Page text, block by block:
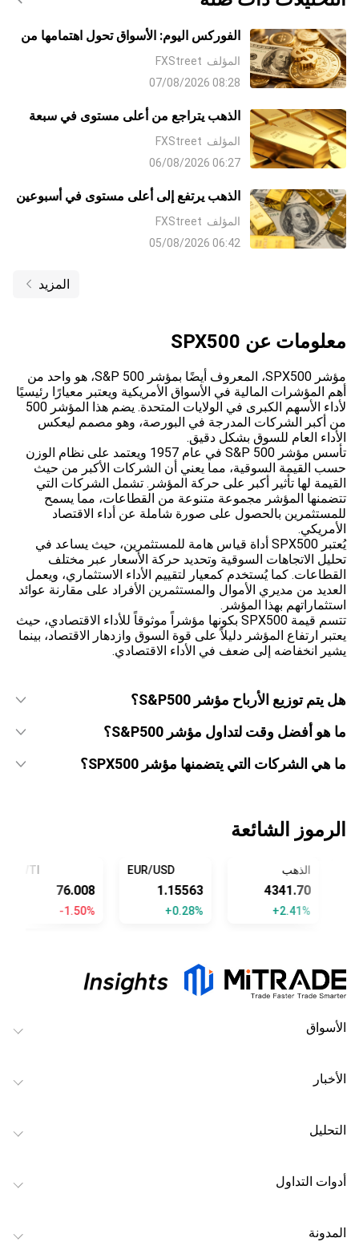
الفوركس اليوم: الأسواق تحول اهتمامها من
الشرق الأوسط إلى بيانات الوظائف غير
الزراعية NFP
المؤلف FXStreet
08:28 07/08/2026
الذهب يتراجع من أعلى مستوى في سبعة
أسابيع مع صعوبة الثيران في إيجاد قبول
فوق 4300 دولار
المؤلف FXStreet
06:27 06/08/2026
الذهب يرتفع إلى أعلى مستوى في أسبوعين
مع تراجع الدولار على آمال التوصل إلى
اتفاق مع إيران وتراجع رهانات رفع معدلات
المؤلف FXStreet
06:42 05/08/2026
المزيد
معلومات عن
مؤشر SPX500، المعروف أيضًا بمؤشر S&P 500، هو واحد من
أهم المؤشرات المالية في الأسواق الأمريكية ويعتبر معيارًا رئيسيًا
لأداء الأسهم الكبرى في الولايات المتحدة. يضم هذا المؤشر 500
من أكبر الشركات المدرجة في البورصة، وهو مصمم ليعكس
الأداء العام للسوق بشكل دقيق.
تأسس مؤشر S&P 500 في عام 1957 ويعتمد على نظام الوزن
حسب القيمة السوقية، مما يعني أن الشركات الأكبر من حيث
القيمة لها تأثير أكبر على حركة المؤشر. تشمل الشركات التي
تتضمنها المؤشر مجموعة متنوعة من القطاعات، مما يسمح
للمستثمرين بالحصول على صورة شاملة عن أداء الاقتصاد
الأمريكي.
يُعتبر SPX500 أداة قياس هامة للمستثمرين، حيث يساعد في
تحليل الاتجاهات السوقية وتحديد حركة الأسعار عبر مختلف
القطاعات. كما يُستخدم كمعيار لتقييم الأداء الاستثماري، ويعمل
العديد من مديري الأموال والمستثمرين الأفراد على مقارنة عوائد
استثماراتهم بهذا المؤشر.
تتسم قيمة SPX500 بكونها مؤشراً موثوقاً للأداء الاقتصادي، حيث
يعتبر ارتفاع المؤشر دليلاً على قوة السوق وازدهار الاقتصاد، بينما
يشير انخفاضه إلى ضعف في الأداء الاقتصادي.
هل يتم توزيع الأرباح مؤشر S&P500؟
ما هو أفضل وقت لتداول مؤشر S&P500؟
ما هي الشركات التي يتضمنها مؤشر SPX500؟
الرموز الشائعة
الذهب
4341.70
+2.41%
EUR/USD
1.15563
+0.28%
WTI
76.008
-1.50%
الأسواق
الأخبار
التحليل
أدوات التداول
المدونة